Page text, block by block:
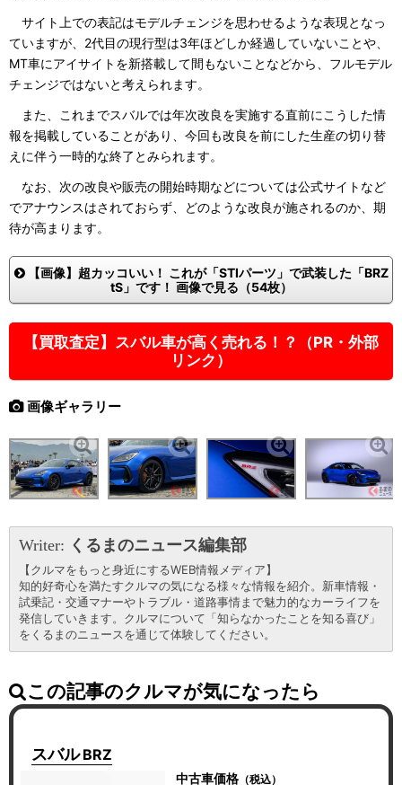
サイト上での表記はモデルチェンジを思わせるような表現となっ
ていますが、2代目の現行型は3年ほどしか経過していないことや、
MT車にアイサイトを新搭載して間もないことなどから、フルモデル
チェンジではないと考えられます。
また、これまでスバルでは年次改良を実施する直前にこうした情
報を掲載していることがあり、今回も改良を前にした生産の切り替
えに伴う一時的な終了とみられます。
なお、次の改良や販売の開始時期などについては公式サイトなど
でアナウンスはされておらず、どのような改良が施されるのか、期
待が高まります。
【画像】超カッコいい！ これが「STIパーツ」で武装した「BRZ
tS」です！ 画像で見る（54枚）
【買取査定】スバル車が高く売れる！？（PR・外部
リンク）
画像ギャラリー
Writer: くるまのニュース編集部
【クルマをもっと身近にするWEB情報メディア】
知的好奇心を満たすクルマの気になる様々な情報を紹介。新車情報・
試乗記・交通マナーやトラブル・道路事情まで魅力的なカーライフを
発信していきます。クルマについて「知らなかったことを知る喜び」
をくるまのニュースを通じて体験してください。
この記事のクルマが気になったら
スバル BRZ
中古車価格（税込）